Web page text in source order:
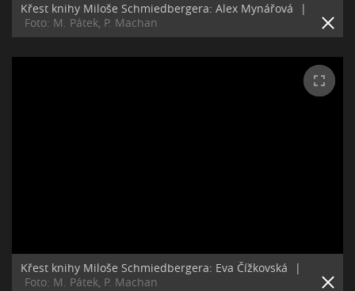
Křest knihy Miloše Schmiedbergera: Alex Mynářová
|
Foto: M. Pátek, P. Machan
Křest knihy Miloše Schmiedbergera: Eva Čížkovská
|
Foto: M. Pátek, P. Machan